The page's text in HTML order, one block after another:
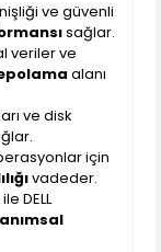
ve güvenli
sağlar.
veriler ve
alanı
ve disk
için
vadeder.
DELL